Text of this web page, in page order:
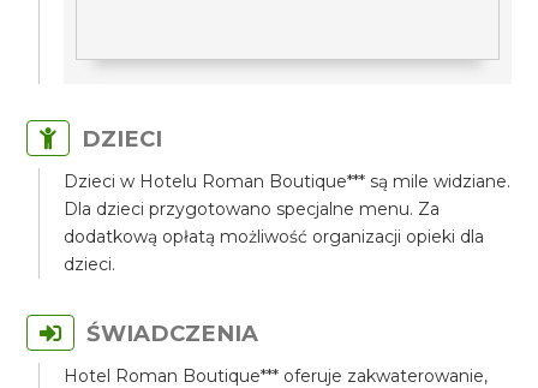
DZIECI
Dzieci w Hotelu Roman Boutique*** są mile widziane.
Dla dzieci przygotowano specjalne menu. Za
dodatkową opłatą możliwość organizacji opieki dla
dzieci.
ŚWIADCZENIA
Hotel Roman Boutique*** oferuje zakwaterowanie,